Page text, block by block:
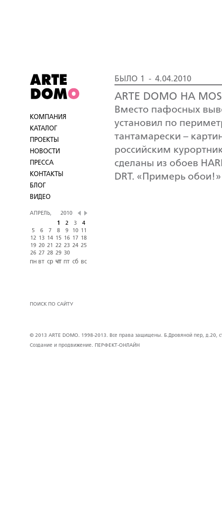
КОМПАНИЯ
КАТАЛОГ
ПРОЕКТЫ
НОВОСТИ
ПРЕССА
КОНТАКТЫ
БЛОГ
ВИДЕО
АПРЕЛЬ,
2010
1
2 3
4
5
6 7 8 9 10
11
12 13 14 15 16 17
18
19 20 21 22 23 24 25
26 27 28 29 30
пн вт ср чт пт сб вс
ПОИСК ПО САЙТУ
БЫЛО 1 - 4.04.2010
ARTE DOMO НА
Вместо пафосных
установил по
тантамарески –
российским
сделаны из обоев
DRT. «Примерь обои!»
© 2013 ARTE DOMO. 1998-2013. Все права защищены. Б.Дровяной пер, д.20,
Создание и продвижение.
ПЕРФЕКТ-ОНЛАЙН